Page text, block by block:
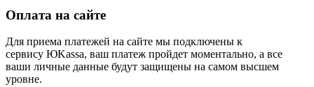
Оплата на сайте
Для приема платежей на сайте мы подключены к
сервису ЮKassa, ваш платеж пройдет моментально, а все
ваши личные данные будут защищены на самом высшем
уровне.